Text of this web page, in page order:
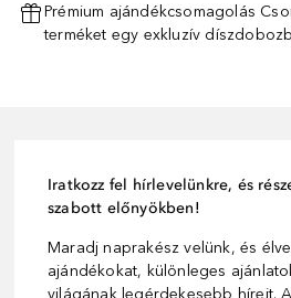
Prémium ajándékcsomagolás
terméket egy exkluzív
Iratkozz fel hírlevelünkre, és
szabott előnyökben!
Maradj naprakész velünk, és
ajándékokat, különleges
világának legérdekesebb híreit.